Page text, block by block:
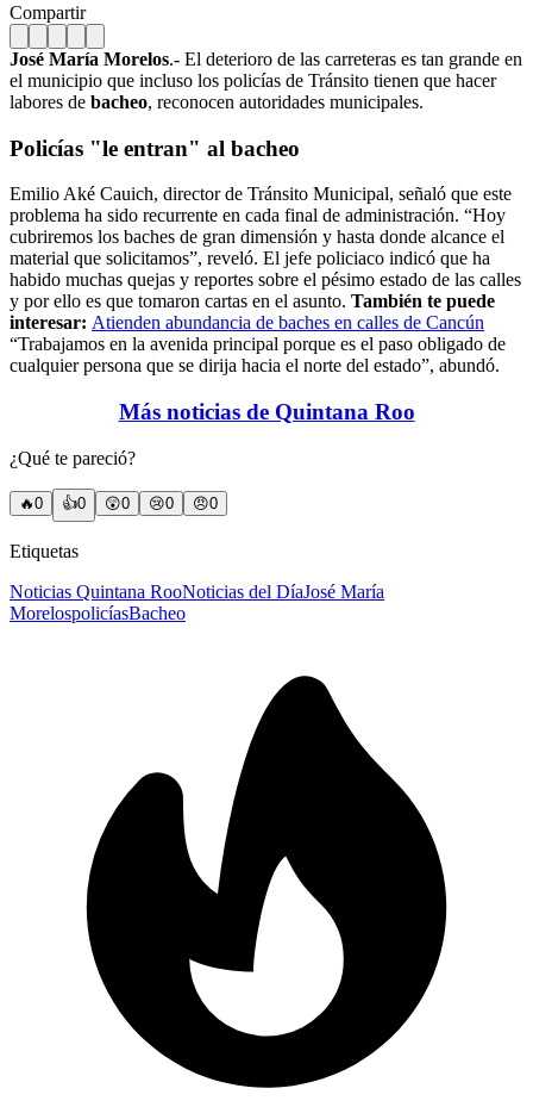
Compartir
José María Morelos.- El deterioro de las carreteras es tan grande en
el municipio que incluso los policías de Tránsito tienen que hacer
labores de bacheo, reconocen autoridades municipales.
Policías "le entran" al bacheo
Emilio Aké Cauich, director de Tránsito Municipal, señaló que este
problema ha sido recurrente en cada final de administración. “Hoy
cubriremos los baches de gran dimensión y hasta donde alcance el
material que solicitamos”, reveló. El jefe policiaco indicó que ha
habido muchas quejas y reportes sobre el pésimo estado de las calles
y por ello es que tomaron cartas en el asunto. También te puede
interesar: Atienden abundancia de baches en calles de Cancún
“Trabajamos en la avenida principal porque es el paso obligado de
cualquier persona que se dirija hacia el norte del estado”, abundó.
Más noticias de Quintana Roo
¿Qué te pareció?
🔥0 👍0 😲0 😢0 😠0
Etiquetas
Noticias Quintana RooNoticias del DíaJosé María
MorelospolicíasBacheo